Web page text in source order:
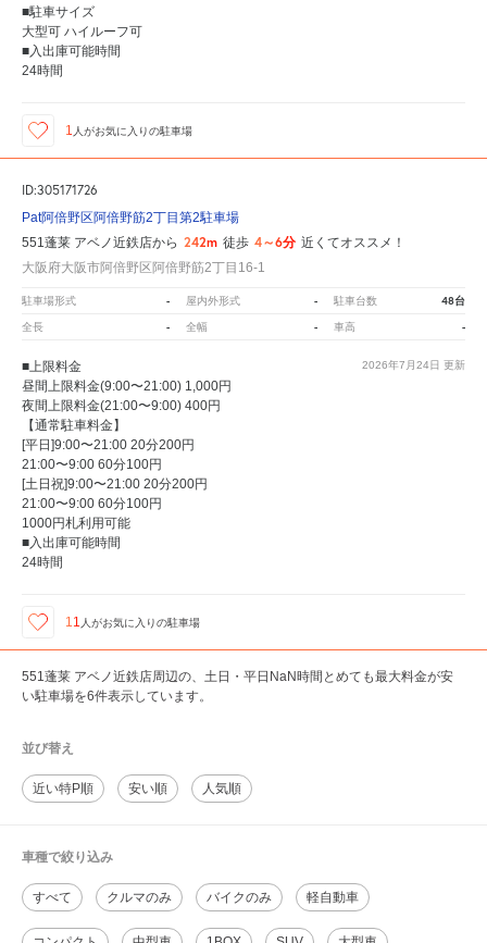
■駐車サイズ
大型可 ハイルーフ可
■入出庫可能時間
24時間
1 人がお気に入りの駐車場
ID:305171726
Pat阿倍野区阿倍野筋2丁目第2駐車場
551蓬莱 アベノ近鉄店から 242m 徒歩 4～6分 近くてオススメ！
大阪府大阪市阿倍野区阿倍野筋2丁目16-1
駐車場形式 - 屋内外形式 - 駐車台数 48台
全長 - 全幅 - 車高 -
2026年7月24日 更新
■上限料金
昼間上限料金(9:00〜21:00) 1,000円
夜間上限料金(21:00〜9:00) 400円
【通常駐車料金】
[平日]9:00〜21:00 20分200円
21:00〜9:00 60分100円
[土日祝]9:00〜21:00 20分200円
21:00〜9:00 60分100円
1000円札利用可能
■入出庫可能時間
24時間
11 人がお気に入りの駐車場
551蓬莱 アベノ近鉄店周辺の、土日・平日NaN時間とめても最大料金が安
い駐車場を6件表示しています。
並び替え
近い特P順 安い順 人気順
車種で絞り込み
すべて クルマのみ バイクのみ 軽自動車